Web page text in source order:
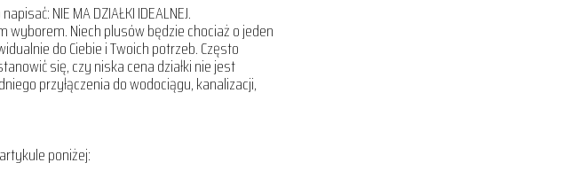
NIE MA DZIAŁKI IDEALNEJ.
Niech plusów będzie chociaż o jeden
do Ciebie i Twoich potrzeb. Często
się, czy niska cena działki nie jest
przyłączenia do wodociągu, kanalizacji,
poniżej: